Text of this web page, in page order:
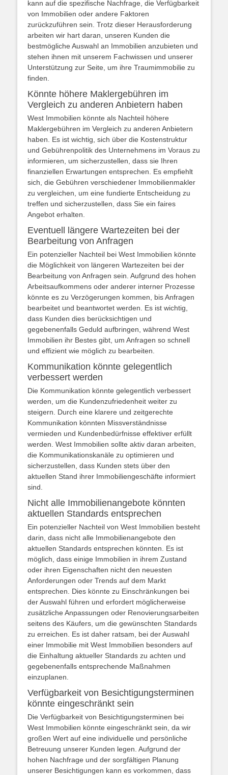
kann auf die spezifische Nachfrage, die Verfügbarkeit
von Immobilien oder andere Faktoren
zurückzuführen sein. Trotz dieser Herausforderung
arbeiten wir hart daran, unseren Kunden die
bestmögliche Auswahl an Immobilien anzubieten und
stehen ihnen mit unserem Fachwissen und unserer
Unterstützung zur Seite, um ihre Traumimmobilie zu
finden.
Könnte höhere Maklergebühren im
Vergleich zu anderen Anbietern haben
West Immobilien könnte als Nachteil höhere
Maklergebühren im Vergleich zu anderen Anbietern
haben. Es ist wichtig, sich über die Kostenstruktur
und Gebührenpolitik des Unternehmens im Voraus zu
informieren, um sicherzustellen, dass sie Ihren
finanziellen Erwartungen entsprechen. Es empfiehlt
sich, die Gebühren verschiedener Immobilienmakler
zu vergleichen, um eine fundierte Entscheidung zu
treffen und sicherzustellen, dass Sie ein faires
Angebot erhalten.
Eventuell längere Wartezeiten bei der
Bearbeitung von Anfragen
Ein potenzieller Nachteil bei West Immobilien könnte
die Möglichkeit von längeren Wartezeiten bei der
Bearbeitung von Anfragen sein. Aufgrund des hohen
Arbeitsaufkommens oder anderer interner Prozesse
könnte es zu Verzögerungen kommen, bis Anfragen
bearbeitet und beantwortet werden. Es ist wichtig,
dass Kunden dies berücksichtigen und
gegebenenfalls Geduld aufbringen, während West
Immobilien ihr Bestes gibt, um Anfragen so schnell
und effizient wie möglich zu bearbeiten.
Kommunikation könnte gelegentlich
verbessert werden
Die Kommunikation könnte gelegentlich verbessert
werden, um die Kundenzufriedenheit weiter zu
steigern. Durch eine klarere und zeitgerechte
Kommunikation könnten Missverständnisse
vermieden und Kundenbedürfnisse effektiver erfüllt
werden. West Immobilien sollte aktiv daran arbeiten,
die Kommunikationskanäle zu optimieren und
sicherzustellen, dass Kunden stets über den
aktuellen Stand ihrer Immobiliengeschäfte informiert
sind.
Nicht alle Immobilienangebote könnten
aktuellen Standards entsprechen
Ein potenzieller Nachteil von West Immobilien besteht
darin, dass nicht alle Immobilienangebote den
aktuellen Standards entsprechen könnten. Es ist
möglich, dass einige Immobilien in ihrem Zustand
oder ihren Eigenschaften nicht den neuesten
Anforderungen oder Trends auf dem Markt
entsprechen. Dies könnte zu Einschränkungen bei
der Auswahl führen und erfordert möglicherweise
zusätzliche Anpassungen oder Renovierungsarbeiten
seitens des Käufers, um die gewünschten Standards
zu erreichen. Es ist daher ratsam, bei der Auswahl
einer Immobilie mit West Immobilien besonders auf
die Einhaltung aktueller Standards zu achten und
gegebenenfalls entsprechende Maßnahmen
einzuplanen.
Verfügbarkeit von Besichtigungsterminen
könnte eingeschränkt sein
Die Verfügbarkeit von Besichtigungsterminen bei
West Immobilien könnte eingeschränkt sein, da wir
großen Wert auf eine individuelle und persönliche
Betreuung unserer Kunden legen. Aufgrund der
hohen Nachfrage und der sorgfältigen Planung
unserer Besichtigungen kann es vorkommen, dass